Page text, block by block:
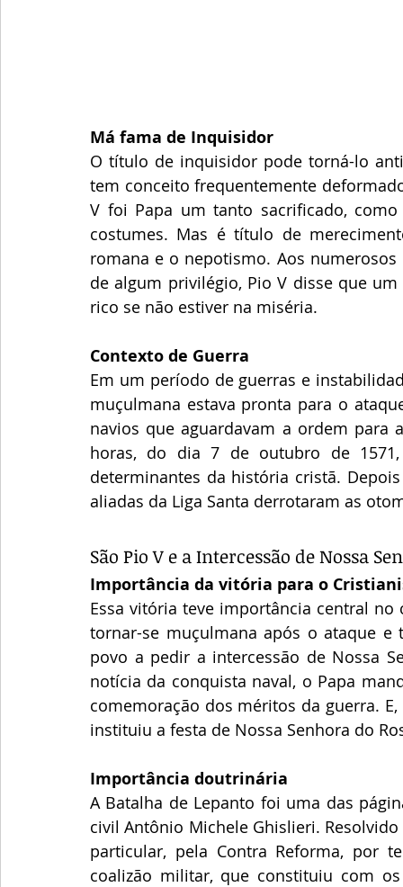
Má fama de Inquisidor
O título de inquisidor pode torná-lo
tem conceito frequentemente
V foi Papa um tanto sacrificado,
costumes. Mas é título de
romana e o nepotismo. Aos
de algum privilégio, Pio V disse que
rico se não estiver na miséria.
Contexto de Guerra
Em um período de guerras e
muçulmana estava pronta para o
navios que aguardavam a ordem para
horas, do dia 7 de outubro de
determinantes da história cristã.
aliadas da Liga Santa derrotaram as
São Pio V e a Intercessão de Nossa
Importância da vitória para o
Essa vitória teve importância central
tornar-se muçulmana após o ataque e
povo a pedir a intercessão de Nossa
notícia da conquista naval, o Papa
comemoração dos méritos da guerra.
instituiu a festa de Nossa Senhora do
Importância doutrinária
A Batalha de Lepanto foi uma das
civil Antônio Michele Ghislieri.
particular, pela Contra Reforma, por
coalizão militar, que constituiu com